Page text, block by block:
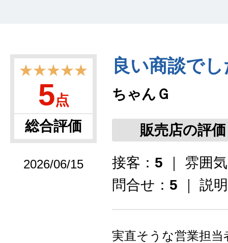
★★★★★
5点
総合評価
2026/06/15
良い商談で
ちゃんＧ
販売店の評価
接客： 5 ｜ 雰囲
問合せ： 5 ｜ 説
実直そうな営業担